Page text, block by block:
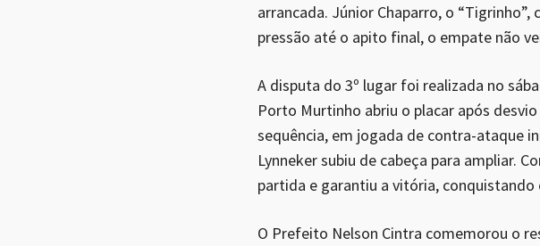
arrancada. Júnior Chaparro, o
pressão até o apito final, o empate não
A disputa do 3º lugar foi realizada no
Porto Murtinho abriu o placar após
sequência, em jogada de contra-ataque
Lynneker subiu de cabeça para ampliar.
partida e garantiu a vitória, conquistando
O Prefeito Nelson Cintra comemorou o